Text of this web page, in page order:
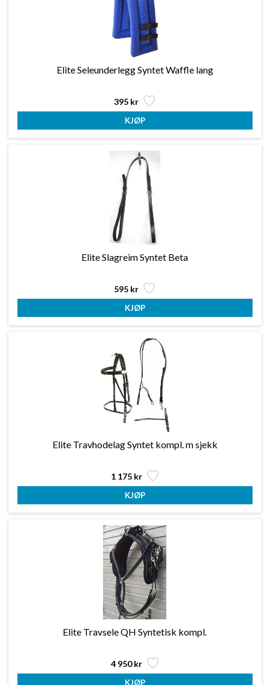
Elite Seleunderlegg Syntet Waffle lang
395 kr
Elite Slagreim Syntet Beta
595 kr
Elite Travhodelag Syntet kompl. m sjekk
1 175 kr
Elite Travsele QH Syntetisk kompl.
4 950 kr